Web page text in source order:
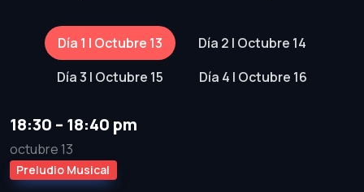
Día 1 | Octubre 13
Día 2 | Octubre 14
Día 3 | Octubre 15
Día 4 | Octubre 16
18:30 – 18:40 pm
octubre 13
Preludio Musical